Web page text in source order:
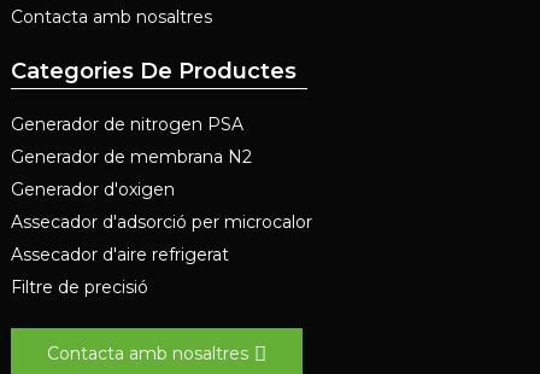
Contacta amb nosaltres
Categories De Productes
Generador de nitrogen PSA
Generador de membrana N2
Generador d'oxigen
Assecador d'adsorció per microcalor
Assecador d'aire refrigerat
Filtre de precisió
Contacta amb nosaltres